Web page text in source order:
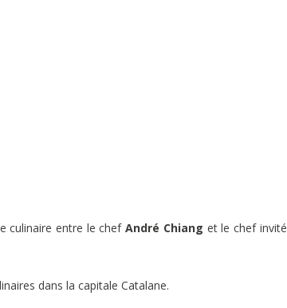
culinaire entre le chefAndré Chiang et le chef invité
dans la capitale Catalane.